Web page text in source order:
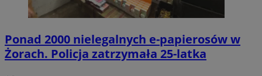
Ponad 2000 nielegalnych e-papierosów w
Żorach. Policja zatrzymała 25-latka